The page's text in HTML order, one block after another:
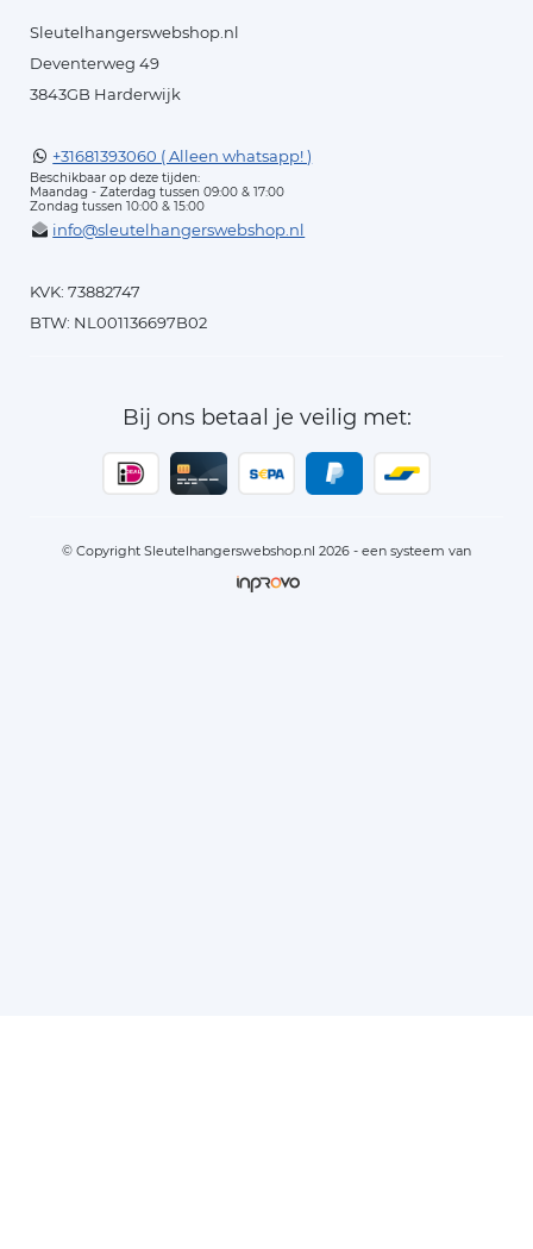
Sleutelhangerswebshop.nl
Deventerweg 49
3843GB Harderwijk
+31681393060 ( Alleen whatsapp! )
Beschikbaar op deze tijden:
Maandag - Zaterdag tussen 09:00 & 17:00
Zondag tussen 10:00 & 15:00
info@sleutelhangerswebshop.nl
KVK: 73882747
BTW: NL001136697B02
Bij ons betaal je veilig met:
© Copyright Sleutelhangerswebshop.nl 2026 - een systeem van